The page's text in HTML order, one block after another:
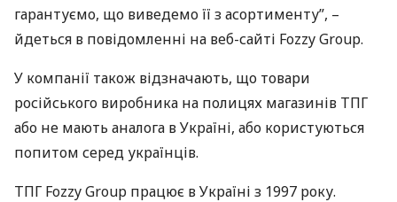
гарантуємо, що виведемо її з асортименту”, –
йдеться в повідомленні на веб-сайті Fozzy Group.
У компанії також відзначають, що товари
російського виробника на полицях магазинів ТПГ
або не мають аналога в Україні, або користуються
попитом серед українців.
ТПГ Fozzy Group працює в Україні з 1997 року.